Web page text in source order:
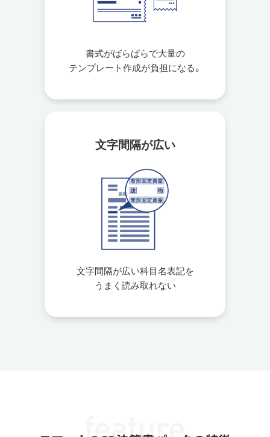
書式がばらばらで大量の
テンプレート作成が負担になる。
文字間隔が広い
文字間隔が広い科目名表記を
うまく読み取れない